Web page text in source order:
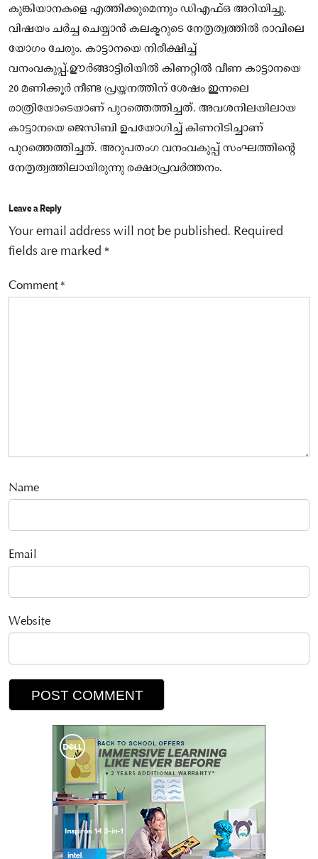
കുങ്കിയാനകളെ എത്തിക്കുമെന്നും ഡിഎഫ്ഒ അറിയിച്ചു.
വിഷയം ചർച്ച ചെയ്യാൻ കലക്ടറുടെ നേതൃത്വത്തിൽ രാവിലെ
യോഗം ചേരും. കാട്ടാനയെ നിരീക്ഷിച്ച്
വനംവകുപ്പ്.ഊർങ്ങാട്ടിരിയിൽ കിണറ്റിൽ വീണ കാട്ടാനയെ
20 മണിക്കൂർ നീണ്ട പ്രയ്തനത്തിന് ശേഷം ഇന്നലെ
രാത്രിയോടെയാണ് പുറത്തെത്തിച്ചത്. അവശനിലയിലായ
കാട്ടാനയെ ജെസിബി ഉപയോഗിച്ച് കിണറിടിച്ചാണ്
പുറത്തെത്തിച്ചത്. അറുപതംഗ വനംവകുപ്പ് സംഘത്തിന്റെ
നേതൃത്വത്തിലായിരുന്നു രക്ഷാപ്രവർത്തനം.
Leave a Reply
Your email address will not be published. Required
fields are marked *
Comment*
Name
Email
Website